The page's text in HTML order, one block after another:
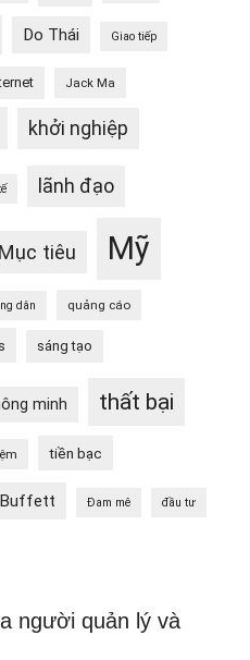
Do Thái Giao tiếp
Jack Ma
khởi nghiệp
lãnh đạo
Mục tiêu Mỹ
dân quảng cáo
sáng tạo
minh thất bại
tiền bạc
Buffett Đam mê đầu tư
người quản lý và